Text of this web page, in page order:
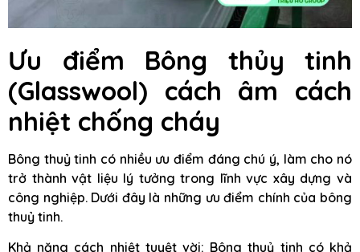
Ưu điểm Bông thủy tinh
(Glasswool) cách âm cách
nhiệt chống cháy
Bông thuỷ tinh có nhiều ưu điểm đáng chú ý, làm cho nó
trở thành vật liệu lý tưởng trong lĩnh vực xây dựng và
công nghiệp. Dưới đây là những ưu điểm chính của bông
thuỷ tinh.
Khả năng cách nhiệt tuyệt vời: Bông thuỷ tinh có khả